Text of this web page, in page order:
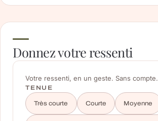
Donnez votre ressenti
Votre ressenti, en un geste. Sans compte.
TENUE
Très courte Courte Moyenne